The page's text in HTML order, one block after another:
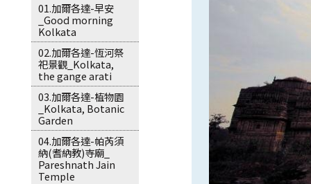
01.加爾各達-早安
_Good morning
Kolkata
02.加爾各達-恆河祭
祀景觀_Kolkata,
the gange arati
03.加爾各達-植物園
_Kolkata, Botanic
Garden
04.加爾各達-帕芮須
納(耆納教)寺廟_
Pareshnath Jain
Temple